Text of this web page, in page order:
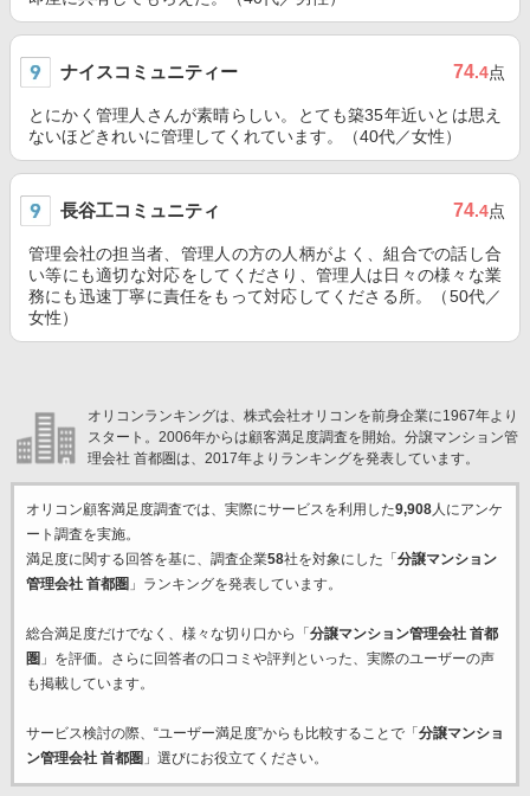
ナイスコミュニティー 74.4点
とにかく管理人さんが素晴らしい。とても築35年近いとは思え
ないほどきれいに管理してくれています。（40代／女性）
長谷工コミュニティ 74.4点
管理会社の担当者、管理人の方の人柄がよく、組合での話し合
い等にも適切な対応をしてくださり、管理人は日々の様々な業
務にも迅速丁寧に責任をもって対応してくださる所。（50代／
女性）
オリコンランキングは、株式会社オリコンを前身企業に1967年より
スタート。2006年からは顧客満足度調査を開始。分譲マンション管
理会社 首都圏は、2017年よりランキングを発表しています。
オリコン顧客満足度調査では、実際にサービスを利用した9,908人にアンケ
ート調査を実施。
満足度に関する回答を基に、調査企業58社を対象にした「 分譲マンション
管理会社 首都圏 」ランキングを発表しています。
総合満足度だけでなく、様々な切り口から「 分譲マンション管理会社 首都
圏 」を評価。さらに回答者の口コミや評判といった、実際のユーザーの声
も掲載しています。
サービス検討の際、“ユーザー満足度”からも比較することで「 分譲マンショ
ン管理会社 首都圏 」選びにお役立てください。